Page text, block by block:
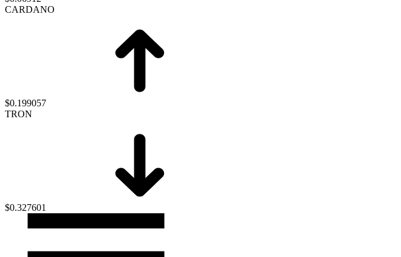
CARDANO
$0.199057
TRON
$0.327601